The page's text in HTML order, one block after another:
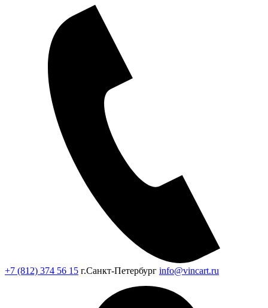
+7 (812) 374 56 15 г.Санкт-Петербург info@vincart.ru